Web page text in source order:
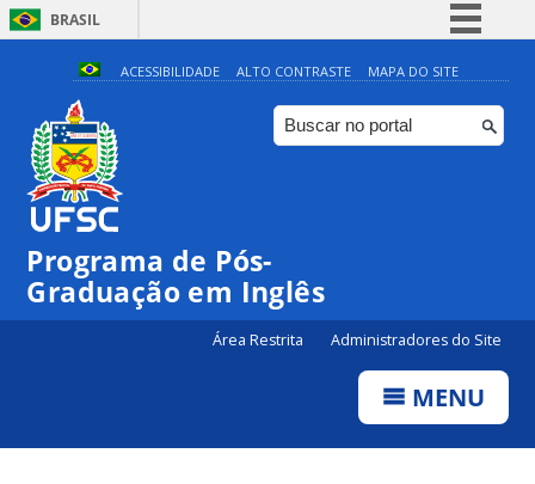
BRASIL
Simplifique!
Comunica BR
Participe
ACESSIBILIDADE ALTO CONTRASTE MAPA DO SITE
Programa de Pós-
Graduação em Inglês
Área Restrita Administradores do Site
MENU